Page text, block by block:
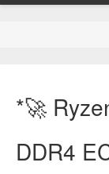
*🚀
DDR4